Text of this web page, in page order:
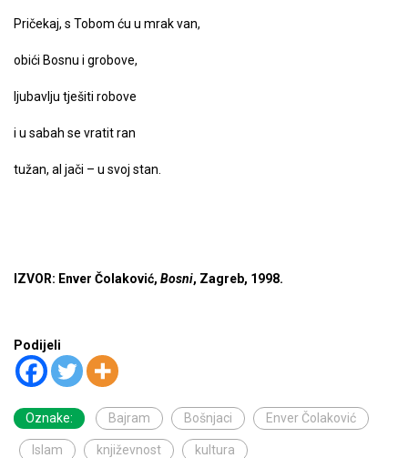
Pričekaj, s Tobom ću u mrak van,
obići Bosnu i grobove,
ljubavlju tješiti robove
i u sabah se vratit ran
tužan, al jači – u svoj stan.
IZVOR: Enver Čolaković, Bosni, Zagreb, 1998.
Podijeli
Oznake: Bajram Bošnjaci Enver Čolaković
Islam književnost kultura